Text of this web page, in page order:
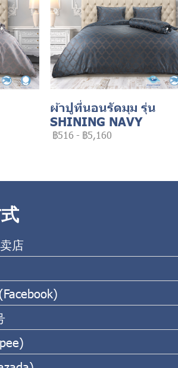
ผ้าปูที่นอนรัดมุม รุ่น
SHINING NAVY
฿516 - ฿5,160
店